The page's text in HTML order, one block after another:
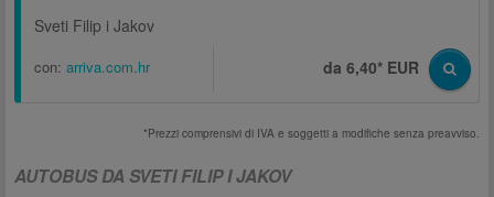
Sveti Filip i Jakov
con: arriva.com.hr da 6,40* EUR
*Prezzi comprensivi di IVA e soggetti a modifiche senza preavviso.
AUTOBUS DA SVETI FILIP I JAKOV